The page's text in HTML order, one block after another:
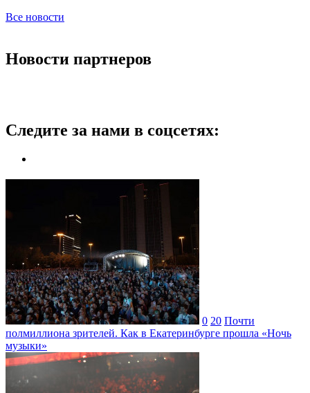
Все новости
Новости партнеров
Следите за нами в соцсетях:
0 20 Почти
полмиллиона зрителей. Как в Екатеринбурге прошла «Ночь
музыки»